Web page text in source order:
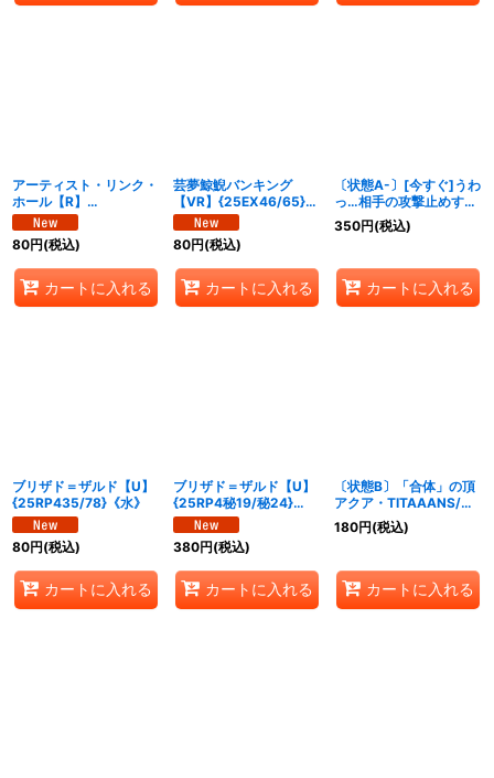
アーティスト・リンク・
ホール【R】
{25EX426/65}《水》
80円(税込)
カートに入れる
芸夢鯨鯢バンキング
【VR】{25EX46/65}
《水》
80円(税込)
カートに入れる
〔状態A-〕[今すぐ]うわ
っ…相手の攻撃止めす
ぎ…？[クリック]【U】
{P54/Y24}《水》
350円(税込)
カートに入れる
ブリザド＝ザルド【U】
{25RP435/78}《水》
80円(税込)
カートに入れる
ブリザド＝ザルド【U】
{25RP4秘19/秘24}
《水》
380円(税込)
カートに入れる
〔状態B〕「合体」の頂
アクア・TITAAANS/
「必殺！ジェット・カス
ケード・アタック!!」
47}《水》
180円(税込)
カートに入れる